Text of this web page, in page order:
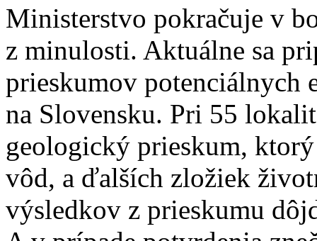
Ministerstvo pokračuje v
z minulosti. Aktuálne sa
prieskumov potenciálnych
na Slovensku. Pri 55
geologický prieskum,
vôd, a ďalších zložiek
výsledkov z prieskumu